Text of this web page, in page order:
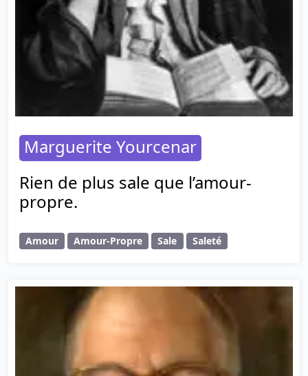
Marguerite Yourcenar
Rien de plus sale que l’amour-
propre.
Amour Amour-Propre Sale Saleté